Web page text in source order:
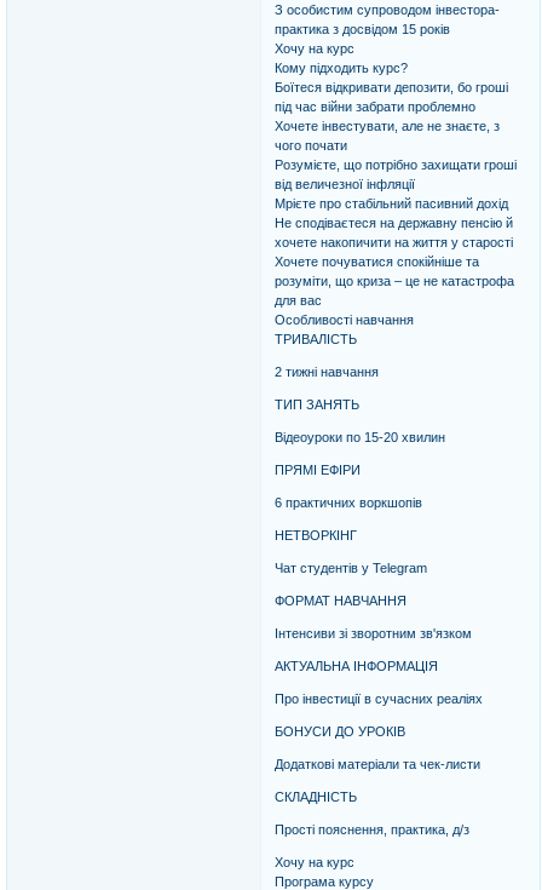
З особистим супроводом інвестора-
практика з досвідом 15 років
Хочу на курс
Кому підходить курс?
Боїтеся відкривати депозити, бо гроші
під час війни забрати проблемно
Хочете інвестувати, але не знаєте, з
чого почати
Розумієте, що потрібно захищати гроші
від величезної інфляції
Мрієте про стабільний пасивний дохід
Не сподіваєтеся на державну пенсію й
хочете накопичити на життя у старості
Хочете почуватися спокійніше та
розуміти, що криза – це не катастрофа
для вас
Особливості навчання
ТРИВАЛІСТЬ
2 тижні навчання
ТИП ЗАНЯТЬ
Відеоуроки по 15-20 хвилин
ПРЯМІ ЕФІРИ
6 практичних воркшопів
НЕТВОРКІНГ
Чат студентів у Telegram
ФОРМАТ НАВЧАННЯ
Інтенсиви зі зворотним зв'язком
АКТУАЛЬНА ІНФОРМАЦІЯ
Про інвестиції в сучасних реаліях
БОНУСИ ДО УРОКІВ
Додаткові матеріали та чек-листи
СКЛАДНІСТЬ
Прості пояснення, практика, д/з
Хочу на курс
Програма курсу